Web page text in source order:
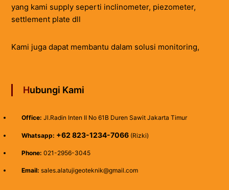
yang kami supply seperti inclinometer, piezometer,
settlement plate dll
Kami juga dapat membantu dalam solusi monitoring,
Hubungi Kami
Office: Jl.Radin Inten II No 61B Duren Sawit Jakarta Timur
Whatsapp: +62 823-1234-7066(Rizki)
Phone: 021-2956-3045
Email: sales.alatujigeoteknik@gmail.com